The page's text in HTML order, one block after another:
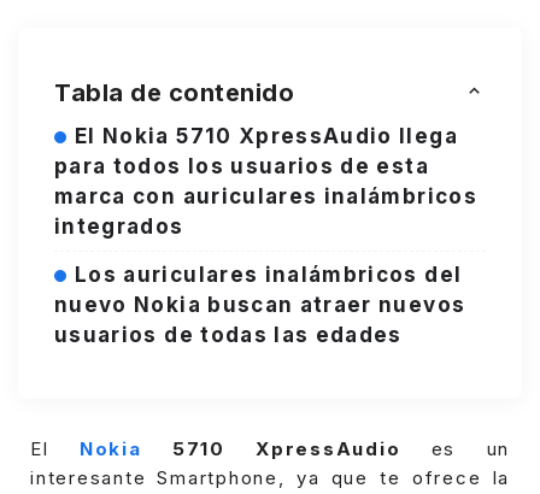
Tabla de contenido
El Nokia 5710 XpressAudio llega
para todos los usuarios de esta
marca con auriculares inalámbricos
integrados
Los auriculares inalámbricos del
nuevo Nokia buscan atraer nuevos
usuarios de todas las edades
El Nokia 5710 XpressAudio
es un
interesante Smartphone, ya que te ofrece la